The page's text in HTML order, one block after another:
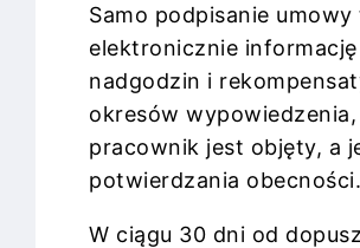
Samo podpisanie
elektronicznie
nadgodzin i
okresów
pracownik jest objęty, a
potwierdzania obecności.
W ciągu 30 dni od